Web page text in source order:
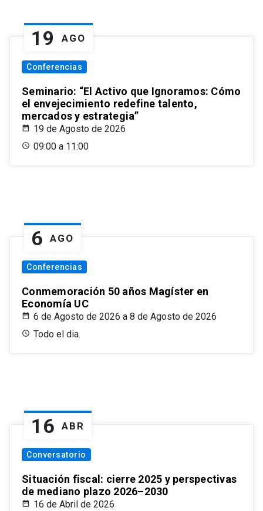
19 AGO
Conferencias
Seminario: “El Activo que Ignoramos: Cómo
el envejecimiento redefine talento,
mercados y estrategia”
19 de Agosto de 2026
09:00 a 11:00
6 AGO
Conferencias
Conmemoración 50 años Magíster en
Economía UC
6 de Agosto de 2026 a 8 de Agosto de 2026
Todo el dia.
16 ABR
Conversatorio
Situación fiscal: cierre 2025 y perspectivas
de mediano plazo 2026–2030
16 de Abril de 2026